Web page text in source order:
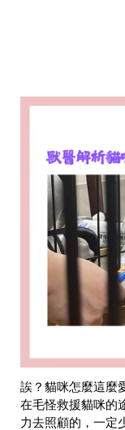
誒？貓咪怎麼這麼
在毛怪救援貓咪的
力去照顧的，一定